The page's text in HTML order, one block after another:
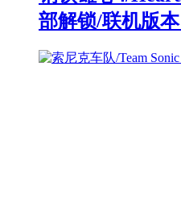
部解锁/联机版本